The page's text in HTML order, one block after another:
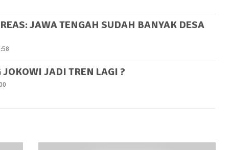
JAWA TENGAH SUDAH BANYAK DESA
JADI TREN LAGI ?